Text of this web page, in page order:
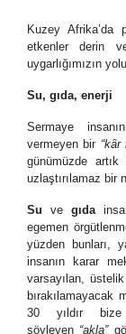
Kuzey Afrika’da
etkenler derin
uygarlığımızın
Su, gıda, enerji
Sermaye
vermeyen bir “kâr
günümüzde artık
uzlaştırılamaz bir
Su ve gıda
egemen
yüzden bunları,
insanın karar
varsayılan,
bırakılamayacak
30 yıldır bize
söyleyen “akla”